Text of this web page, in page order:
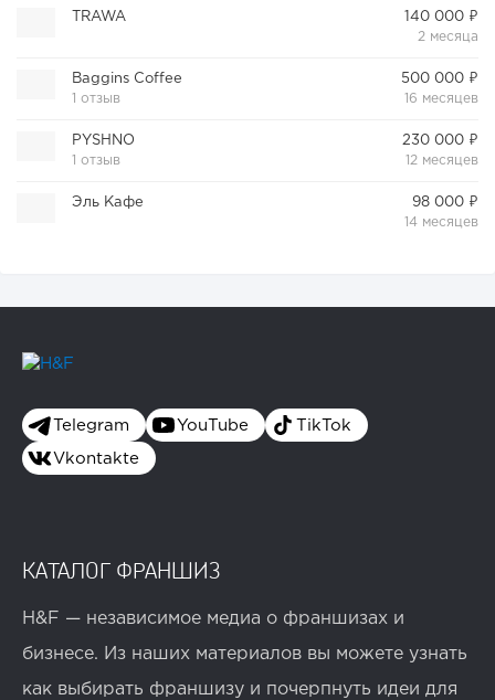
TRAWA
140 000 ₽
2 месяца
Baggins Coffee
1 отзыв
500 000 ₽
16 месяцев
PYSHNO
1 отзыв
230 000 ₽
12 месяцев
Эль Кафе
98 000 ₽
14 месяцев
Telegram YouTube TikTok
Vkontakte
КАТАЛОГ ФРАНШИЗ
H&F — независимое медиа о франшизах и
бизнесе. Из наших материалов вы можете узнать
как выбирать франшизу и почерпнуть идеи для